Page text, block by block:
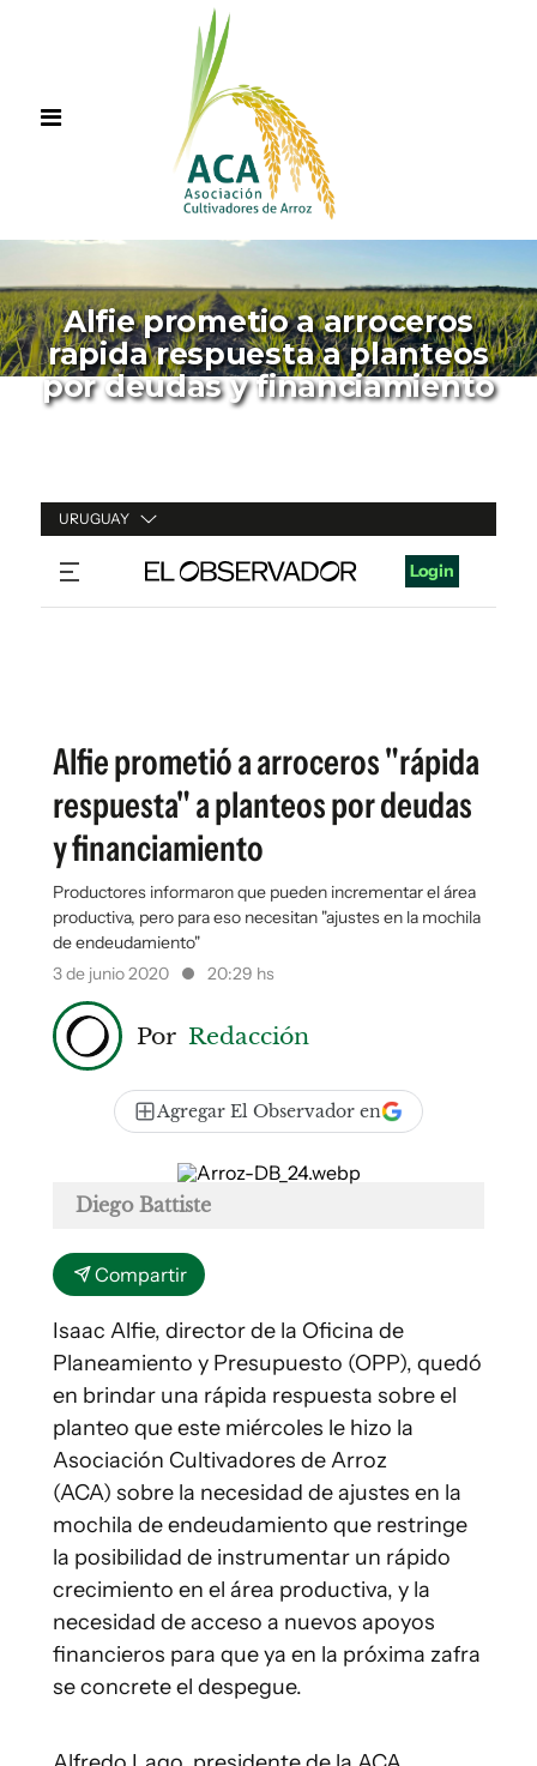
Alfie prometio a arroceros
rapida respuesta a planteos
por deudas y financiamiento